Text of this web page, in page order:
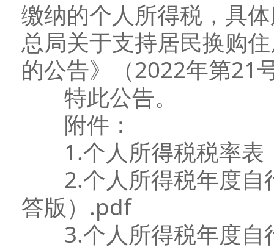
缴纳的个人所得税，具
总局关于支持居民换购
的公告》（2022年第21
特此公告。
附件：
1.个人所得税税率表
2.个人所得税年度自
答版）.pdf
3.个人所得税年度自